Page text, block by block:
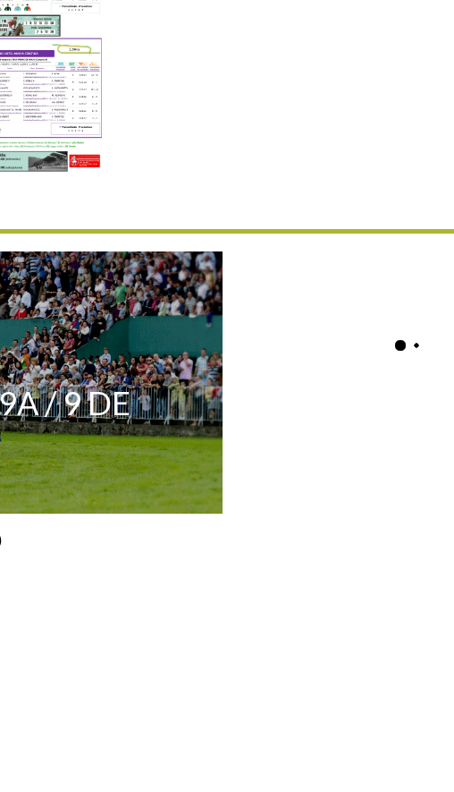
11:30
17:30
17:30
12:24
17:30 Abuztuaren 23a / 23 de agosto
17:30 Abuztuaren 30a / 30 de agosto
11:15 Irailaren 2a / 2 de septiembre
17:30 Irailaren 6a / 6 de septiembre
17:30 Irailaren 13a / 13 de septiembre
11:30 Irailaren 30a / 30 de septiembre
11:30 Ekainaren 11a / 11 de junio
11:30 Uztailaren 5a / 5 de julio
11:30 Uztailaren 12a / 12 de julio
11:30
/ 9 DE